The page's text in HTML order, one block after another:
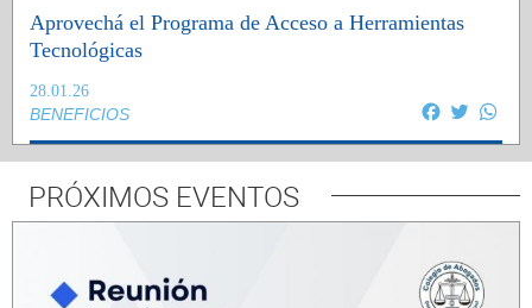
Aprovechá el Programa de Acceso a Herramientas
Tecnológicas
28.01.26
BENEFICIOS Facebook
Twitter
PRÓXIMOS EVENTOS